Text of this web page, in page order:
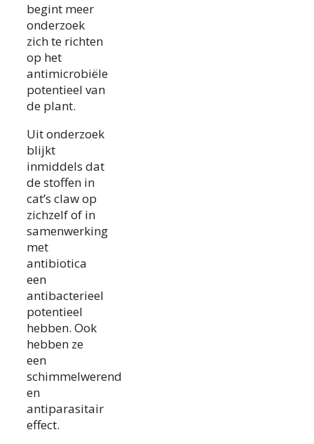
begint meer
onderzoek
zich te richten
op het
antimicrobiële
potentieel van
de plant.
Uit onderzoek
blijkt
inmiddels dat
de stoffen in
cat’s claw op
zichzelf of in
samenwerking
met
antibiotica
een
antibacterieel
potentieel
hebben. Ook
hebben ze
een
schimmelwerend
en
antiparasitair
effect.